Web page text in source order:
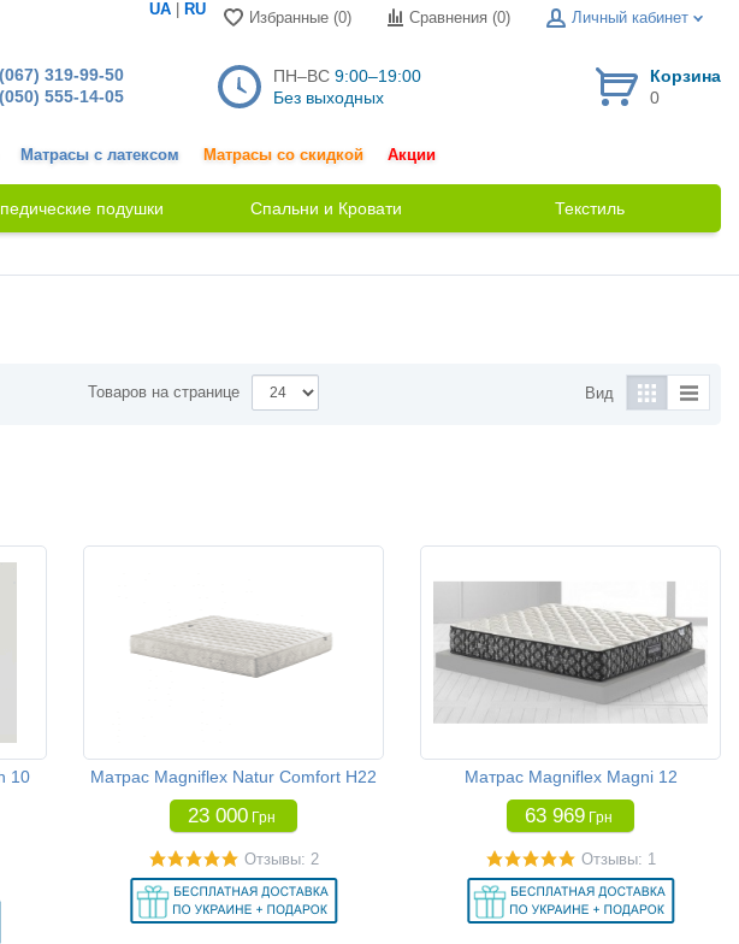
UA RU Избранные (0) Сравнения (0) Личный кабинет
(067) 319-99-50
(050) 555-14-05
ПН–ВС 9:00–19:00
Без выходных
Корзина
0
Матрасы с латексом Матрасы со скидкой Акции
подушки Спальни и Кровати Текстиль
Товаров на странице Вид
10
Матрас Magniflex Natur Comfort H22
23 000 Грн
Отзывы: 2
Матрас Magniflex Magni 12
63 969 Грн
Отзывы: 1